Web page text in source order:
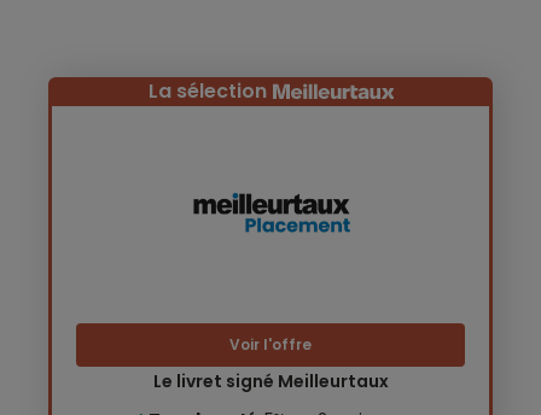
La sélection
Le livret signé Meilleurtaux
Voir l'offre